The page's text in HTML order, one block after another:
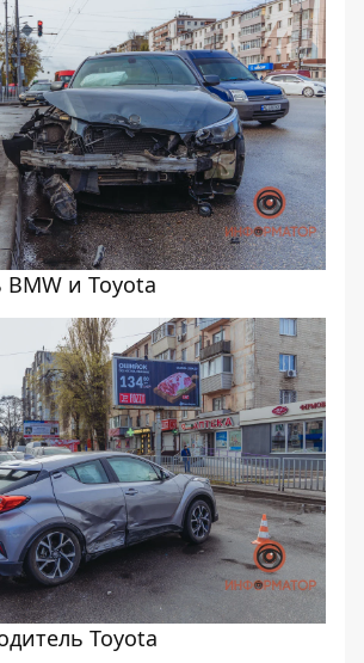
BMW и Toyota
Toyota